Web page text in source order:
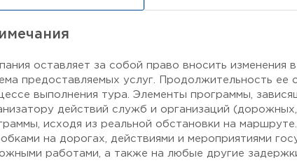
оставляет за собой право вносить изменения
предоставляемых услуг. Продолжительность ее
выполнения тура. Элементы программы,
действий служб и организаций
исходя из реальной обстановки на
на дорогах, действиями и мероприятиями
работами, а также на любые другие